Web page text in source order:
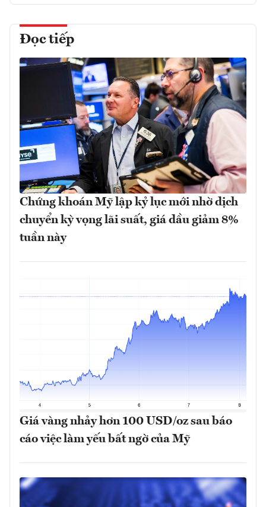
Đọc tiếp
Chứng khoán Mỹ lập kỷ lục mới nhờ dịch
chuyển kỳ vọng lãi suất, giá dầu giảm 8%
tuần này
Giá vàng nhảy hơn 100 USD/oz sau báo
cáo việc làm yếu bất ngờ của Mỹ